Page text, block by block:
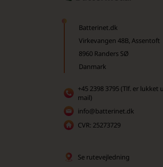
Batterinet.dk
Virkevangen 48B, Assentoft
8960 Randers SØ
Danmark
+45 2398 3795 (Tlf. er lukket
mail)
info@batterinet.dk
CVR: 25273729
Se rutevejledning